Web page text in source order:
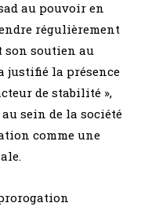
au pouvoir en
régulièrement
son soutien au
justifié la présence
de stabilité »,
sein de la société
comme une